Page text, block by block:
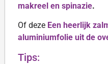
makreel en spinazie.
Of deze Een heerlijk
aluminiumfolie uit de
Tips: